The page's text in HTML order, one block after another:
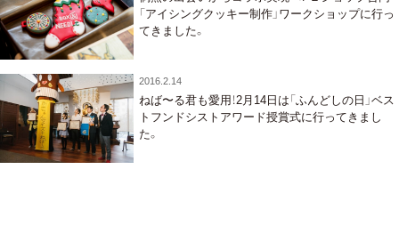
「アイシングクッキー制作」ワークショップに行っ
てきました。
2016.2.14
ねば〜る君も愛用！2月14日は「ふんどしの日」ベス
トフンドシストアワード授賞式に行ってきまし
た。